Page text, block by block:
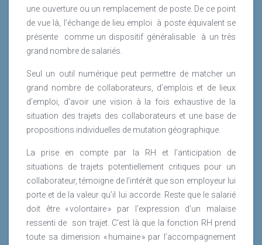
une ouverture ou un remplacement de poste. De ce point
de vue là, l’échange de lieu emploi
à poste équivalent se
présente
comme un dispositif généralisable
à un très
grand nombre de salariés.
Seul un outil numérique peut permettre de matcher un
grand nombre de collaborateurs, d’emplois et de lieux
d’emploi, d’avoir une vision à la fois exhaustive de la
situation des trajets des collaborateurs et une base de
propositions individuelles de mutation géographique.
La prise en compte par la RH et l’anticipation de
situations de trajets potentiellement critiques pour un
collaborateur, témoigne de l’intérêt que son employeur lui
porte et de la valeur qu’il lui accorde. Reste que le salarié
doit être « volontaire » par l’expression d’un malaise
ressenti de
son trajet. C’est là que la fonction RH prend
toute sa dimension « humaine » par l’accompagnement